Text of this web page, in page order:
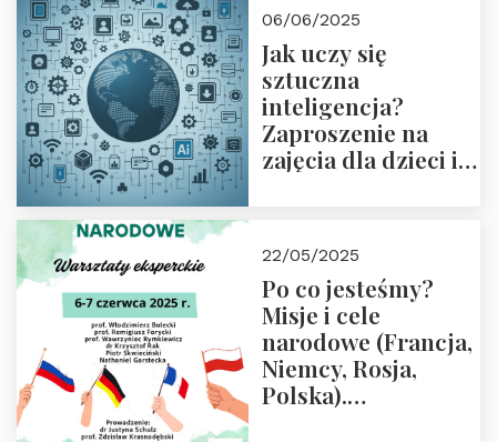
06/06/2025
Jak uczy się
sztuczna
inteligencja?
Zaproszenie na
zajęcia dla dzieci i
22/05/2025
Po co jesteśmy?
Misje i cele
narodowe (Francja,
Niemcy, Rosja,
Polska).